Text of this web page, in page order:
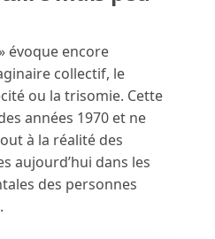
évoque encore
collectif, le
ou la trisomie. Cette
années 1970 et ne
à la réalité des
aujourd’hui dans les
des personnes